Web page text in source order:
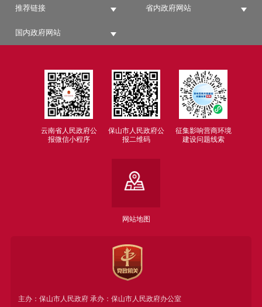
推荐链接 省内政府网站
国内政府网站
云南省人民政府公
报微信小程序
保山市人民政府公
报二维码
征集影响营商环境
建设问题线索
网站地图
主办：保山市人民政府 承办：保山市人民政府办公室